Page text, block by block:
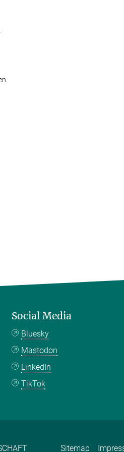
Social Media
Bluesky
Mastodon
LinkedIn
TikTok
Sitemap